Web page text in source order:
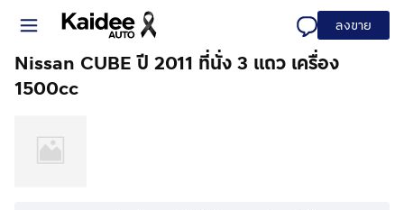
ลงขาย
Nissan CUBE ปี 2011 ที่นั่ง 3 แถว เครื่อง
1500cc